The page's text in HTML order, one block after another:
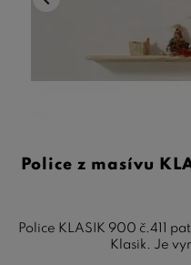
Police z masívu
Police KLASIK 900 č.411
Klasik. Je